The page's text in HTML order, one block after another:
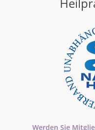
Werden Sie